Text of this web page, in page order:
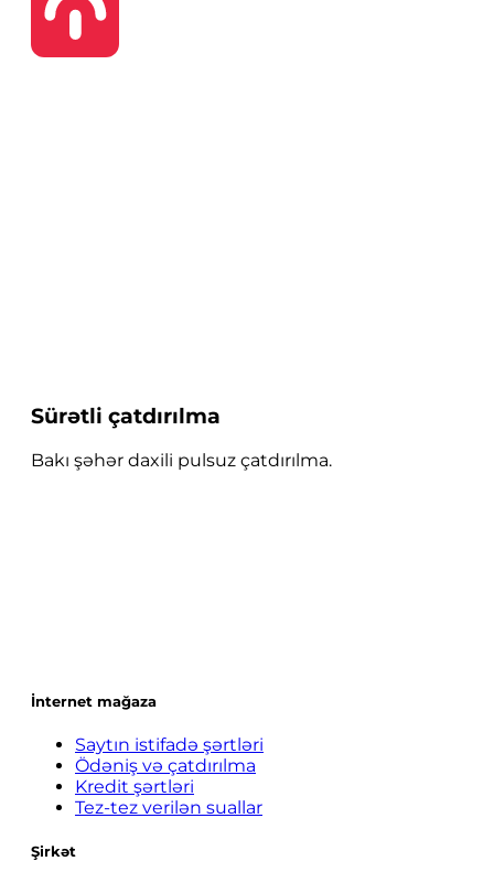
Sürətli çatdırılma
Bakı şəhər daxili pulsuz çatdırılma.
İnternet mağaza
Saytın istifadə şərtləri
Ödəniş və çatdırılma
Kredit şərtləri
Tez-tez verilən suallar
Şirkət